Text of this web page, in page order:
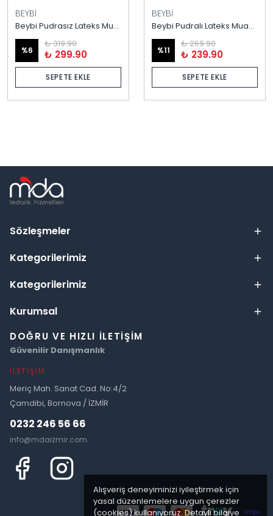
Alışveriş deneyiminizi iyileştirmek için
yasal düzenlemelere uygun çerezler
(cookies) kullanıyoruz. Detaylı bilgiye
BEYBİ
Beybi Pudrasız Lateks Muayene Eldiveni – 100’lük Kutu
%6
₺ 319.90
₺ 299.90
SEPETE EKLE
BEYBİ
Beybi Pudralı Lateks Muayene Eldiveni – 100’lük Kutu
%11
₺ 269.90
₺ 239.90
SEPETE EKLE
Sözleşmeler
Kategorilerimiz
Kategorilerimiz
Kurumsal
DOĞRU VE HIZLI İLETIŞIM
Güvenilir Danışmanlık
İLETIŞIM
Meriç Mah. Sanat Cad. No:4/2
Çamdibi, Bornova / İZMİR
0232 246 56 66
info@mdaizmir.com